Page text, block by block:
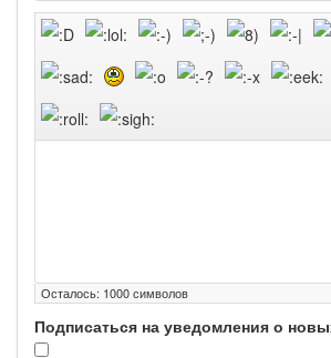
Осталось: 1000символов
Подписаться на уведомления о